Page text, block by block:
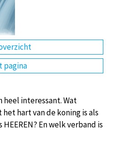
pagina
interessant. Wat
hart van de koning is als
En welk verband is